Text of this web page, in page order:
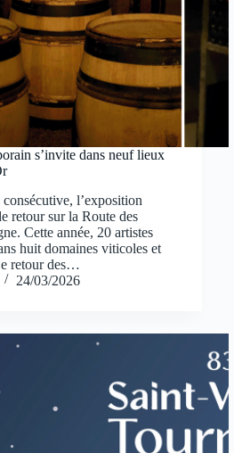
s’invite dans neuf lieux
l’exposition
retour sur la Route des
Cette année, 20 artistes
huit domaines viticoles et
retour des…
24/03/2026